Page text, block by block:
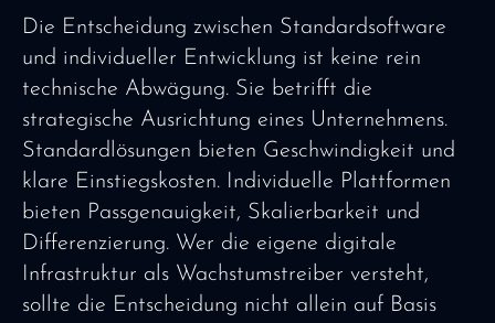
Die Entscheidung zwischen Standardsoftware
und individueller Entwicklung ist keine rein
technische Abwägung. Sie betrifft die
strategische Ausrichtung eines Unternehmens.
Standardlösungen bieten Geschwindigkeit und
klare Einstiegskosten. Individuelle Plattformen
bieten Passgenauigkeit, Skalierbarkeit und
Differenzierung. Wer die eigene digitale
Infrastruktur als Wachstumstreiber versteht,
sollte die Entscheidung nicht allein auf Basis